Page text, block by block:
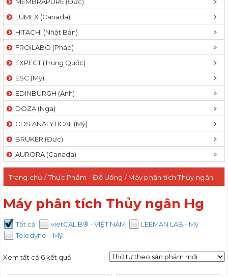
LUMEX (Canada)
HITACHI (Nhật Bản)
FROILABO (Pháp)
EXPECT (Trung Quốc)
ESC (Mỹ)
EDINBURGH (Anh)
DOZA (Nga)
CDS ANALYTICAL (Mỹ)
BRUKER (Đức)
AURORA (Canada)
Trang chủ /Thực Phẩm - Đồ Uống / Máy phân tích Thủy ngân
Máy phân tích Thủy ngân Hg
Tất cả vietCALIB® - VIỆT NAM
LEEMAN LAB - Mỹ
Teledyne – Mỹ
Xem tất cả 6 kết quả